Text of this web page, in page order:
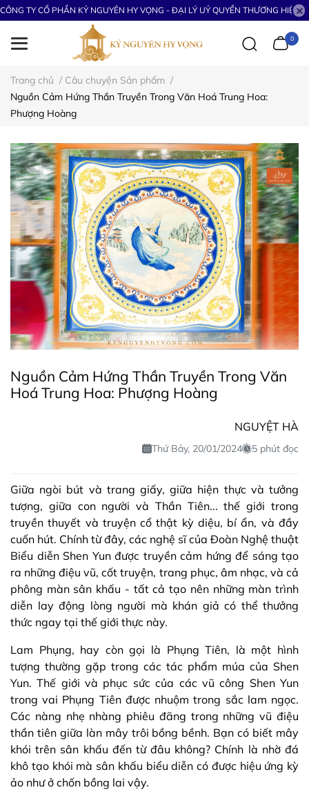
CÔNG TY CỔ PHẦN KỶ NGUYÊN HY VỌNG - ĐẠI LÝ UỶ QUYỀN THƯƠNG HIỆU
0
Trang chủ / Câu chuyện Sản phẩm /
Nguồn Cảm Hứng Thần Truyền Trong Văn Hoá Trung Hoa:
Phượng Hoàng
Nguồn Cảm Hứng Thần Truyền Trong Văn
Hoá Trung Hoa: Phượng Hoàng
NGUYỆT HÀ
Thứ Bảy, 20/01/2024 5 phút đọc
Giữa ngòi bút và trang giấy, giữa hiện thực và tưởng
tượng, giữa con người và Thần Tiên... thế giới trong
truyền thuyết và truyện cổ thật kỳ diệu, bí ẩn, và đầy
cuốn hút. Chính từ đây, các nghệ sĩ của Đoàn Nghệ thuật
Biểu diễn Shen Yun được truyền cảm hứng để sáng tạo
ra những điệu vũ, cốt truyện, trang phục, âm nhạc, và cả
phông màn sân khấu - tất cả tạo nên những màn trình
diễn lay động lòng người mà khán giả có thể thưởng
thức ngay tại thế giới thực này.
Lam Phụng, hay còn gọi là Phụng Tiên, là một hình
tượng thường gặp trong các tác phẩm múa của Shen
Yun. Thế giới và phục sức của các vũ công Shen Yun
trong vai Phụng Tiên được nhuộm trong sắc lam ngọc.
Các nàng nhẹ nhàng phiêu đãng trong những vũ điệu
thần tiên giữa làn mây trôi bồng bềnh. Bạn có biết mây
khói trên sân khấu đến từ đâu không? Chính là nhờ đá
khô tạo khói mà sân khấu biểu diễn có được hiệu ứng kỳ
ảo như ở chốn bồng lai vậy.